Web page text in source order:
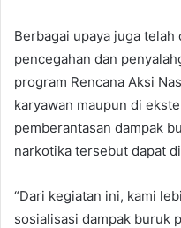
Berbagai upaya juga
pencegahan dan
program Rencana Aksi
karyawan maupun di
pemberantasan dampak
narkotika tersebut dapat
“Dari kegiatan ini, kami
sosialisasi dampak buruk